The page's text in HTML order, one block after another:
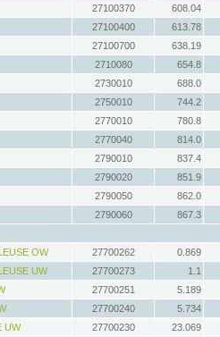
27100370
608.04
27100400
613.78
27100700
638.19
2710080
654.8
2730010
688.0
2750010
744.2
2770010
780.8
2770040
814.0
2790010
837.4
2790020
851.9
2790050
862.0
2790060
867.3
OW
27700262
0.869
UW
27700273
1.1
27700251
5.189
27700240
5.734
UW
27700230
23.069